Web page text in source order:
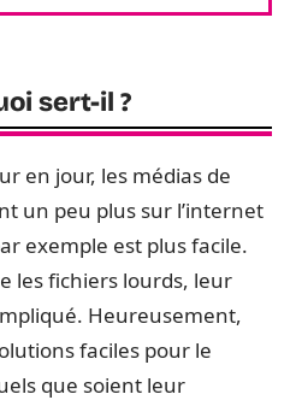
sert-il ?
en jour, les médias de
un peu plus sur l’internet
exemple est plus facile.
les fichiers lourds, leur
Heureusement,
faciles pour le
que soient leur